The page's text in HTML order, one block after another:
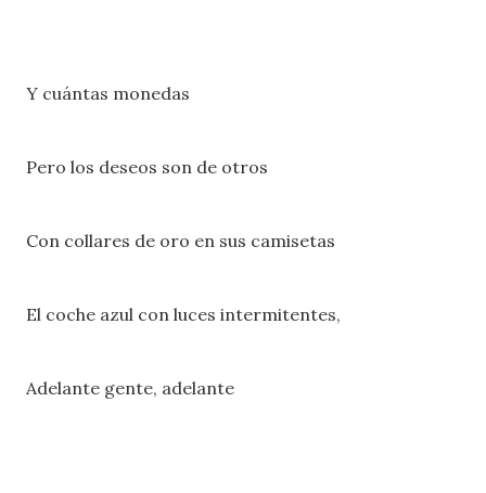
Y cuántas monedas
Pero los deseos son de otros
Con collares de oro en sus camisetas
El coche azul con luces intermitentes,
Adelante gente, adelante